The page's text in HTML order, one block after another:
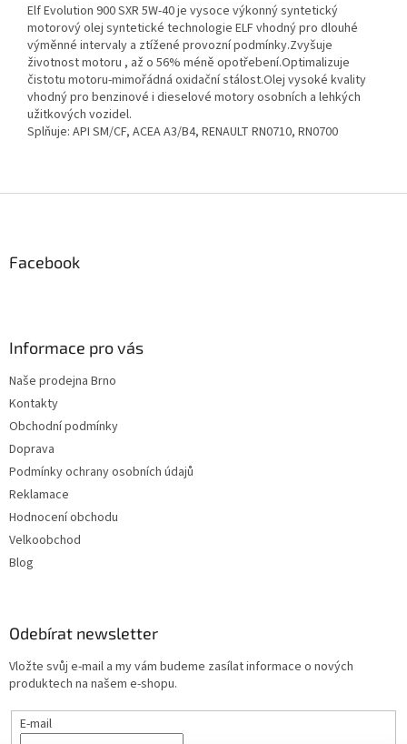
Elf Evolution 900 SXR 5W-40 je vysoce výkonný syntetický
motorový olej syntetické technologie ELF vhodný pro dlouhé
výměnné intervaly a ztížené provozní podmínky.Zvyšuje
životnost motoru , až o 56% méně opotřebení.Optimalizuje
čistotu motoru-mimořádná oxidační stálost.Olej vysoké kvality
vhodný pro benzinové i dieselové motory osobních a lehkých
užitkových vozidel.
Splňuje: API SM/CF, ACEA A3/B4, RENAULT RN0710, RN0700
Facebook
Informace pro vás
Naše prodejna Brno
Kontakty
Obchodní podmínky
Doprava
Podmínky ochrany osobních údajů
Reklamace
Hodnocení obchodu
Velkoobchod
Blog
Odebírat newsletter
Vložte svůj e-mail a my vám budeme zasílat informace o nových
produktech na našem e-shopu.
E-mail